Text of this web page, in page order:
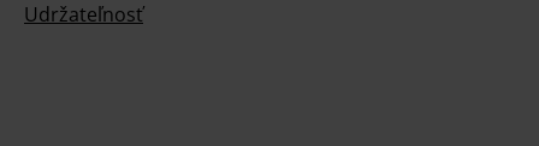
Udržateľnosť